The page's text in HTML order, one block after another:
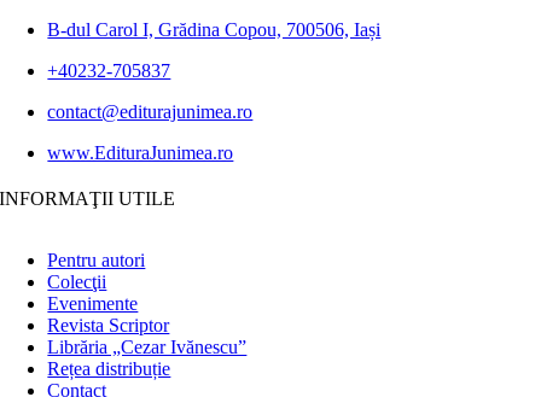
B-dul Carol I, Grădina Copou, 700506, Iași
+40232-705837
contact@editurajunimea.ro
www.EdituraJunimea.ro
INFORMAŢII UTILE
Pentru autori
Colecţii
Evenimente
Revista Scriptor
Librăria „Cezar Ivănescu”
Rețea distribuție
Contact